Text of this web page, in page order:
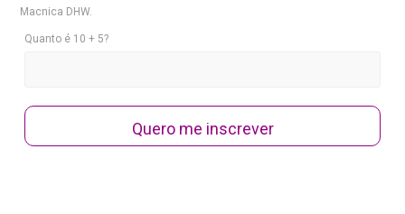
Macnica DHW.
Quanto é 10 + 5?
Quero me inscrever